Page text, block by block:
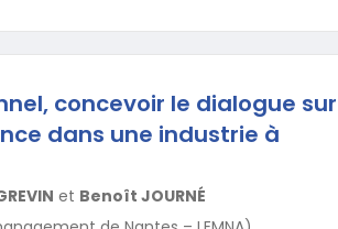
concevoir le dialogue sur
dans une industrie à
et Benoît JOURNÉ